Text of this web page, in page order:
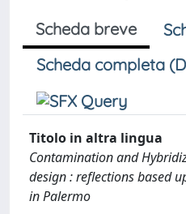
Scheda breve
Scheda completa
Titolo in altra lingua
Contamination and
design : reflections based
in Palermo